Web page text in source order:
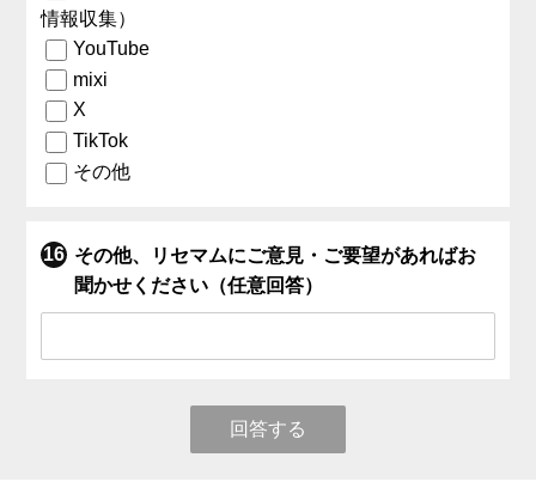
情報収集）
YouTube
mixi
X
TikTok
その他
その他、リセマムにご意見・ご要望があればお
聞かせください（任意回答）
回答する